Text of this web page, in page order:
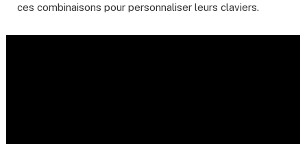
ces combinaisons pour personnaliser leurs claviers.